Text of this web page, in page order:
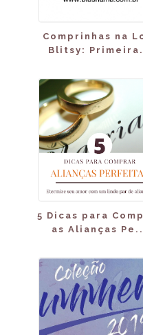
Comprinhas na
Blitsy:
5 Dicas para
as Alianças